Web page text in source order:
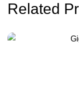
Related